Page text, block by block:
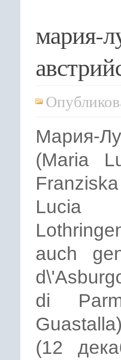
мария-
Мария-
(Maria
Lucia
auch
di
Guastalla)
(12